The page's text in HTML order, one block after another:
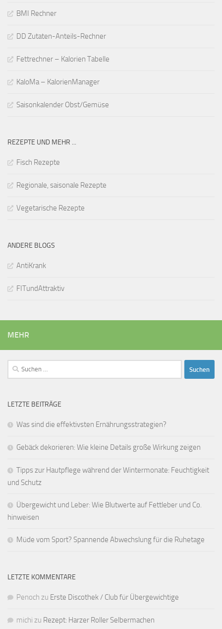
BMI Rechner
DD Zutaten-Anteils-Rechner
Fettrechner – Kalorien Tabelle
KaloMa – KalorienManager
Saisonkalender Obst/Gemüse
REZEPTE UND MEHR ...
Fisch Rezepte
Regionale, saisonale Rezepte
Vegetarische Rezepte
ANDERE BLOGS
AntiKrank
FITundAttraktiv
MEHR
Suchen
nach:
LETZTE BEITRÄGE
Was sind die effektivsten Ernährungsstrategien?
Gebäck dekorieren: Wie kleine Details große Wirkung zeigen
Tipps zur Hautpflege während der Wintermonate: Feuchtigkeit
und Schutz
Übergewicht und Leber: Wie Blutwerte auf Fettleber und Co.
hinweisen
Müde vom Sport? Spannende Abwechslung für die Ruhetage
LETZTE KOMMENTARE
Penoch zu Erste Discothek / Club für Übergewichtige
michi zu Rezept: Harzer Roller Selbermachen